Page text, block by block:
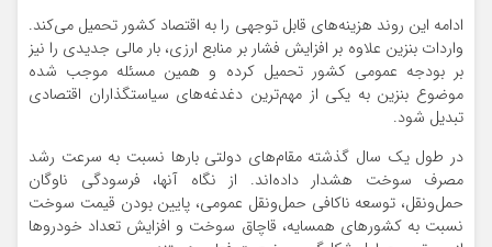
ادامه این روند هزینه‌های قابل توجهی را به اقتصاد کشور تحمیل می‌کند.
واردات بنزین علاوه بر افزایش فشار بر منابع ارزی، بار مالی جدیدی را نیز
بر بودجه عمومی کشور تحمیل کرده و همین مسئله موجب شده
موضوع بنزین به یکی از مهم‌ترین دغدغه‌های سیاستگذاران اقتصادی
تبدیل شود.
در طول یک سال گذشته مقام‌های دولتی بارها نسبت به سرعت رشد
مصرف سوخت هشدار داده‌اند. از نگاه آنها، فرسودگی ناوگان
حمل‌ونقل، توسعه ناکافی حمل‌ونقل عمومی، پایین بودن قیمت سوخت
نسبت به کشورهای همسایه، قاچاق سوخت و افزایش تعداد خودروها